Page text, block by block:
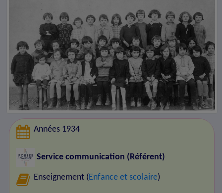
Années 1934
Service communication (Référent)
Enseignement ( Enfance et scolaire)